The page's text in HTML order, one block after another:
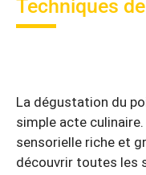
Techniques
La dégustation du
simple acte culinaire.
sensorielle riche et
découvrir toutes les